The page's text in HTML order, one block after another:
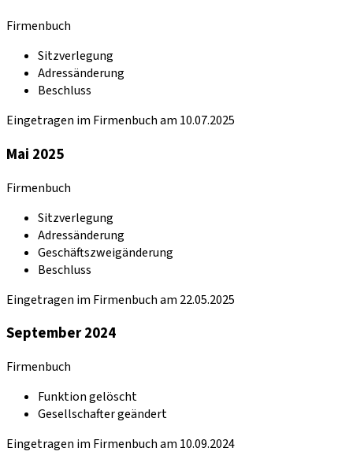
Firmenbuch
Sitzverlegung
Adressänderung
Beschluss
Eingetragen im Firmenbuch am 10.07.2025
Mai 2025
Firmenbuch
Sitzverlegung
Adressänderung
Geschäftszweigänderung
Beschluss
Eingetragen im Firmenbuch am 22.05.2025
September 2024
Firmenbuch
Funktion gelöscht
Gesellschafter geändert
Eingetragen im Firmenbuch am 10.09.2024